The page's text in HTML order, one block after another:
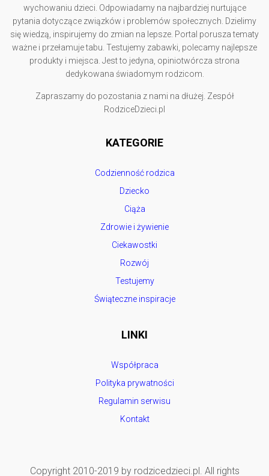
wychowaniu dzieci. Odpowiadamy na najbardziej nurtujące
pytania dotyczące związków i problemów społecznych. Dzielimy
się wiedzą, inspirujemy do zmian na lepsze. Portal porusza tematy
ważne i przełamuje tabu. Testujemy zabawki, polecamy najlepsze
produkty i miejsca. Jest to jedyna, opiniotwórcza strona
dedykowana świadomym rodzicom.
Zapraszamy do pozostania z nami na dłużej. Zespół
RodziceDzieci.pl
KATEGORIE
Codzienność rodzica
Dziecko
Ciąża
Zdrowie i żywienie
Ciekawostki
Rozwój
Testujemy
Świąteczne inspiracje
LINKI
Współpraca
Polityka prywatności
Regulamin serwisu
Kontakt
Copyright 2010-2019 by rodzicedzieci.pl. All rights